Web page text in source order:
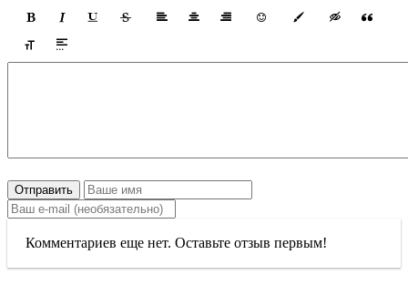
Отправить
Комментариев еще нет. Оставьте отзыв первым!